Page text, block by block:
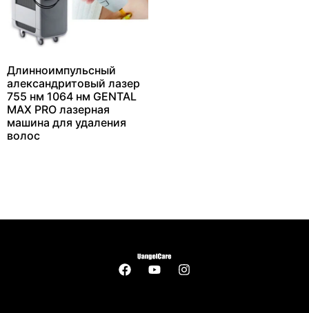
Длинноимпульсный
александритовый лазер
755 нм 1064 нм GENTAL
MAX PRO лазерная
машина для удаления
волос